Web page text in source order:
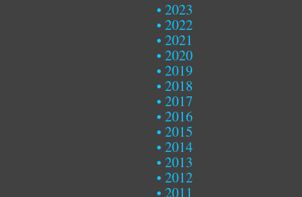
2023
2022
2021
2020
2019
2018
2017
2016
2015
2014
2013
2012
2011